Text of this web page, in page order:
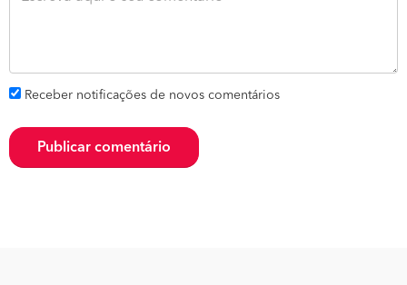
Receber notificações de novos comentários
Publicar comentário